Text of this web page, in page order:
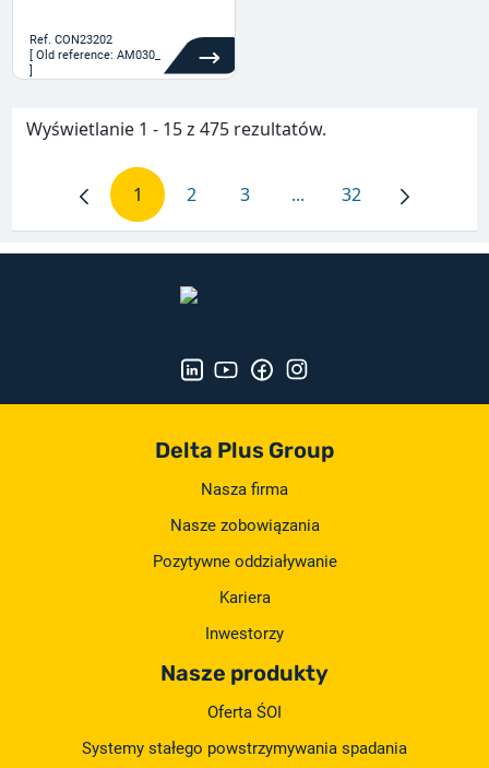
Ref. CON23202
[ Old reference: AM030_
]
Wyświetlanie 1 - 15 z 475 rezultatów.
Strona
1 Strona
2 Strona
3 ...Strony pośrednie Use
Strona
32
Delta Plus Group
Nasza firma
Nasze zobowiązania
Pozytywne oddziaływanie
Kariera
Inwestorzy
Nasze produkty
Oferta ŚOI
Systemy stałego powstrzymywania spadania